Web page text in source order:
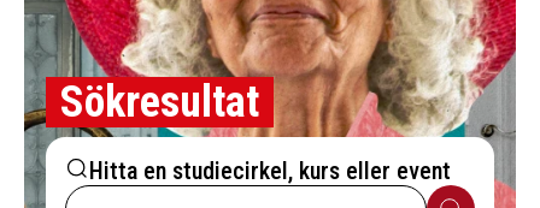
Sökresultat
Hitta en studiecirkel, kurs eller event